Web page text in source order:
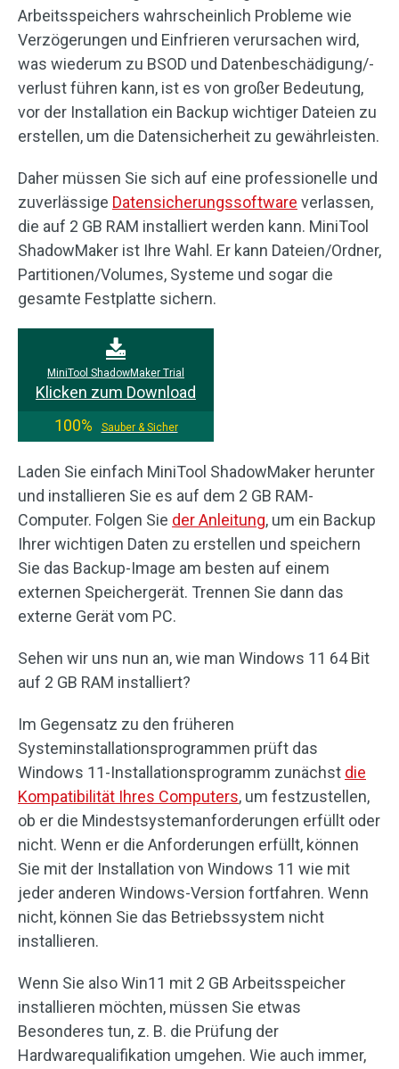
Arbeitsspeichers wahrscheinlich Probleme wie
Verzögerungen und Einfrieren verursachen wird,
was wiederum zu BSOD und Datenbeschädigung/-
verlust führen kann, ist es von großer Bedeutung,
vor der Installation ein Backup wichtiger Dateien zu
erstellen, um die Datensicherheit zu gewährleisten.
Daher müssen Sie sich auf eine professionelle und
zuverlässige Datensicherungssoftware verlassen,
die auf 2 GB RAM installiert werden kann. MiniTool
ShadowMaker ist Ihre Wahl. Er kann Dateien/Ordner,
Partitionen/Volumes, Systeme und sogar die
gesamte Festplatte sichern.
MiniTool ShadowMaker Trial
Klicken zum Download
100%
Sauber & Sicher
Laden Sie einfach MiniTool ShadowMaker herunter
und installieren Sie es auf dem 2 GB RAM-
Computer. Folgen Sie der Anleitung, um ein Backup
Ihrer wichtigen Daten zu erstellen und speichern
Sie das Backup-Image am besten auf einem
externen Speichergerät. Trennen Sie dann das
externe Gerät vom PC.
Sehen wir uns nun an, wie man Windows 11 64 Bit
auf 2 GB RAM installiert?
Im Gegensatz zu den früheren
Systeminstallationsprogrammen prüft das
Windows 11-Installationsprogramm zunächst die
Kompatibilität Ihres Computers, um festzustellen,
ob er die Mindestsystemanforderungen erfüllt oder
nicht. Wenn er die Anforderungen erfüllt, können
Sie mit der Installation von Windows 11 wie mit
jeder anderen Windows-Version fortfahren. Wenn
nicht, können Sie das Betriebssystem nicht
installieren.
Wenn Sie also Win11 mit 2 GB Arbeitsspeicher
installieren möchten, müssen Sie etwas
Besonderes tun, z. B. die Prüfung der
Hardwarequalifikation umgehen. Wie auch immer,